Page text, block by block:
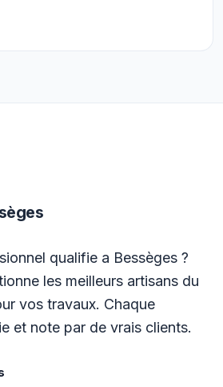
qualifie a Bessèges ?
les meilleurs artisans du
vos travaux. Chaque
et note par de vrais clients.